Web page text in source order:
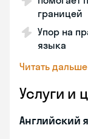
границей
Упор на
языка
Читать дальше
Услуги и
Английский